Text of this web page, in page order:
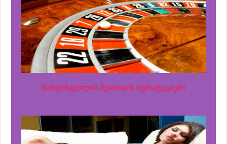
მარტინგეილის მეთოდის სტრატეგიები